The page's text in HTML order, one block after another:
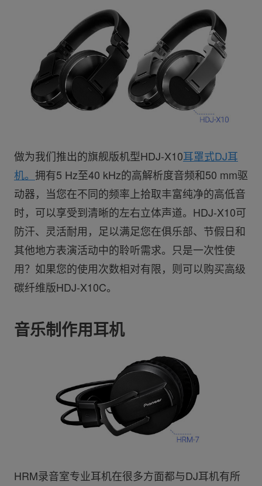
做为我们推出的旗舰版机型HDJ-X10耳罩式DJ耳
机。 拥有5 Hz至40 kHz的高解析度音频和50 mm驱
动器，当您在不同的频率上拾取丰富纯净的高低音
时，可以享受到清晰的左右立体声道。HDJ-X10可
防汗、灵活耐用，足以满足您在俱乐部、节假日和
其他地方表演活动中的聆听需求。只是一次性使
用？如果您的使用次数相对有限，则可以购买高级
碳纤维版HDJ-X10C。
音乐制作用耳机
HRM录音室专业耳机在很多方面都与DJ耳机有所